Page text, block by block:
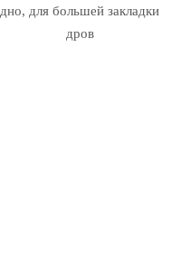
дно, для большей закладки
дров